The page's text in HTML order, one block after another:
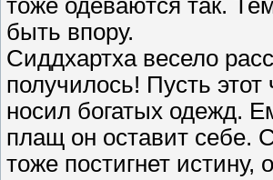
тоже одеваются так.
быть впору.
Сиддхартха весело
получилось! Пусть
носил богатых одежд.
плащ он оставит себе.
тоже постигнет истину,